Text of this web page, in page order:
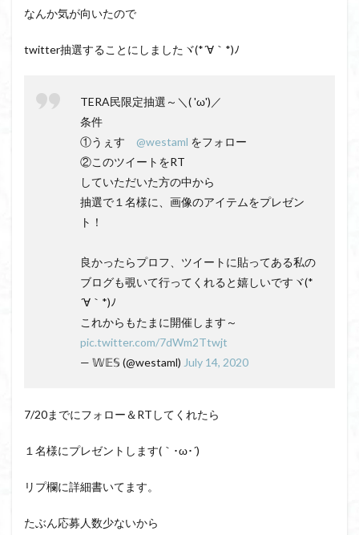
なんか気が向いたので
twitter抽選することにしましたヾ(*´∀｀*)ﾉ
TERA民限定抽選～＼( 'ω')／
条件
①うぇす @westaml をフォロー
②このツイートをRT
していただいた方の中から
抽選で１名様に、画像のアイテムをプレゼン
ト！
良かったらプロフ、ツイートに貼ってある私の
ブログも覗いて行ってくれると嬉しいですヾ(*
´∀｀*)ﾉ
これからもたまに開催します～
pic.twitter.com/7dWm2Ttwjt
— 𝕎𝔼𝕊 (@westaml) July 14, 2020
7/20までにフォロー＆RTしてくれたら
１名様にプレゼントします(｀･ω･´)
リプ欄に詳細書いてます。
たぶん応募人数少ないから